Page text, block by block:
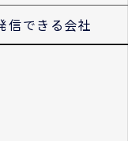
信できる会社